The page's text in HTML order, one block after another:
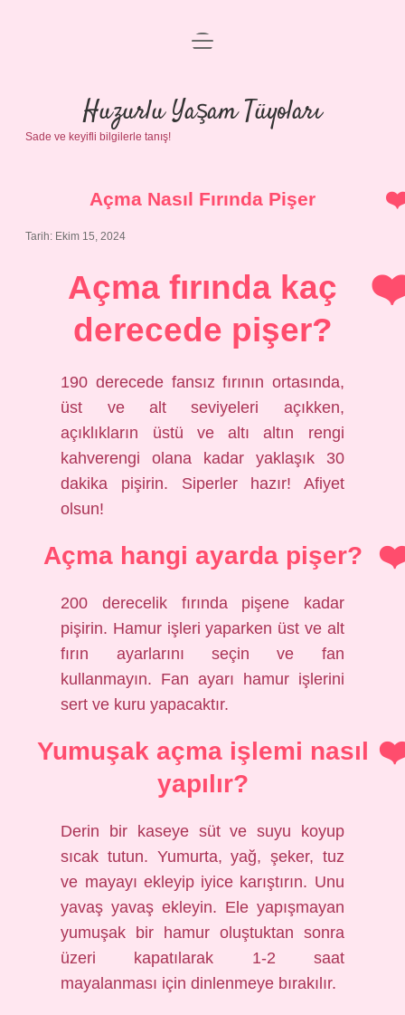
Anasayfa
Gizlilik Politikası
Yasal Uyarı
menüyü
Huzurlu Yaşam Tüyoları
Sade ve keyifli bilgilerle tanış!
Açma Nasıl Fırında Pişer
Tarih: Ekim 15, 2024
Açma fırında kaç
derecede pişer?
190 derecede fansız fırının ortasında,
üst ve alt seviyeleri açıkken,
açıklıkların üstü ve altı altın rengi
kahverengi olana kadar yaklaşık 30
dakika pişirin. Siperler hazır! Afiyet
olsun!
Açma hangi ayarda pişer?
200 derecelik fırında pişene kadar
pişirin. Hamur işleri yaparken üst ve alt
fırın ayarlarını seçin ve fan
kullanmayın. Fan ayarı hamur işlerini
sert ve kuru yapacaktır.
Yumuşak açma işlemi nasıl
yapılır?
Derin bir kaseye süt ve suyu koyup
sıcak tutun. Yumurta, yağ, şeker, tuz
ve mayayı ekleyip iyice karıştırın. Unu
yavaş yavaş ekleyin. Ele yapışmayan
yumuşak bir hamur oluştuktan sonra
üzeri kapatılarak 1-2 saat
mayalanması için dinlenmeye bırakılır.